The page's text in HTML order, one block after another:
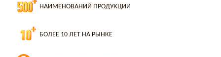
НАИМЕНОВАНИЙ ПРОДУКЦИИ
БОЛЕЕ 10 ЛЕТ НА РЫНКЕ